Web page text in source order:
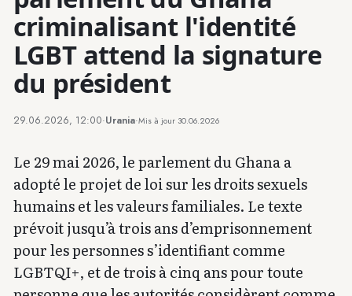
criminalisant l'identité
LGBT attend la signature
du président
29.06.2026, 12:00·Urania·Mis à jour 30.06.2026
Le 29 mai 2026, le parlement du Ghana a
adopté le projet de loi sur les droits sexuels
humains et les valeurs familiales. Le texte
prévoit jusqu’à trois ans d’emprisonnement
pour les personnes s’identifiant comme
LGBTQI+, et de trois à cinq ans pour toute